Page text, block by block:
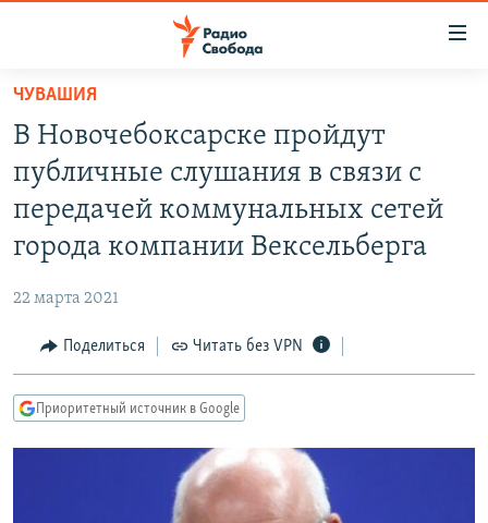
упрощенного
доступа
Вернуться
основному
содержанию
Вернутся
навигации
Вернутся
ПОДКАСТЫ
АВТОРСКИЕ ПРОЕКТЫ
КУЛЬТУРА
IDEL.РЕАЛИИ
КАВКАЗ.РЕАЛИИ
РАСПИСАНИЕ ВЕЩАНИЯ
ЧУВАШИЯ
В Новочебоксарске пройдут
публичные слушания в связи с
передачей коммунальных сетей
города компании Вексельберга
22 марта 2021
Поделиться Читать без VPN
Приоритетный источник в Google